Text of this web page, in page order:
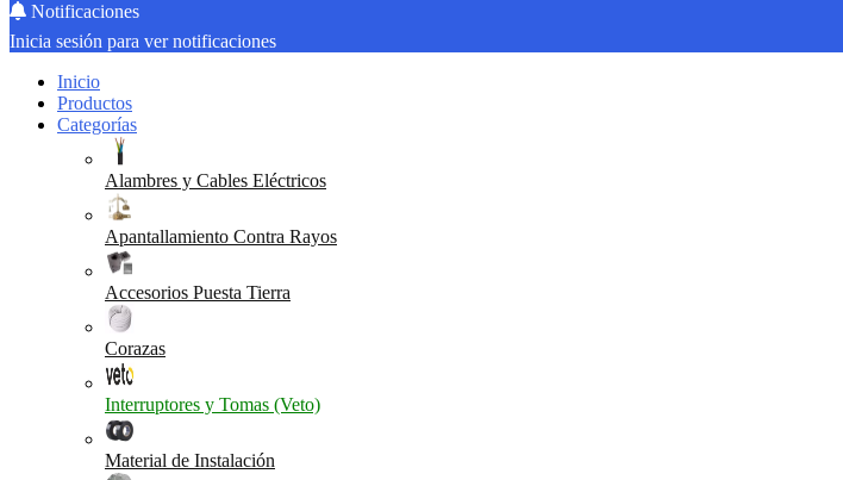
Notificaciones
Inicia sesión para ver notificaciones
Inicio
Productos
Categorías
Alambres y Cables Eléctricos
Apantallamiento Contra Rayos
Accesorios Puesta Tierra
Corazas
Interruptores y Tomas (Veto)
Material de Instalación